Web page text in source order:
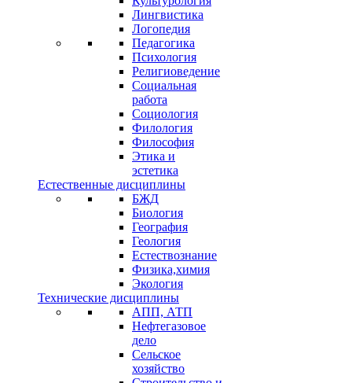
Лингвистика
Логопедия
Педагогика
Психология
Религиоведение
Социальная
работа
Социология
Филология
Философия
Этика и
эстетика
Естественные дисциплины
БЖД
Биология
География
Геология
Естествознание
Физика,химия
Экология
Технические дисциплины
АПП, АТП
Нефтегазовое
дело
Сельское
хозяйство